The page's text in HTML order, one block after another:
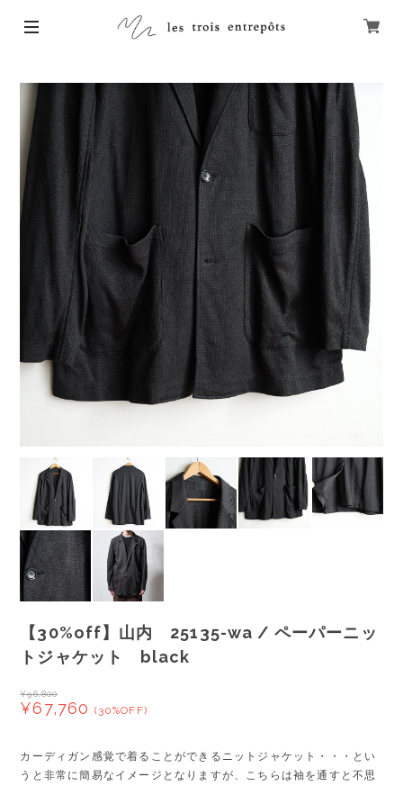
【30%off】山内 25135-wa / ペーパーニッ
トジャケット black
¥96,800
¥67,760 (30%OFF)
カーディガン感覚で着ることができるニットジャケット・・・とい
うと非常に簡易なイメージとなりますが、こちらは袖を通すと不思